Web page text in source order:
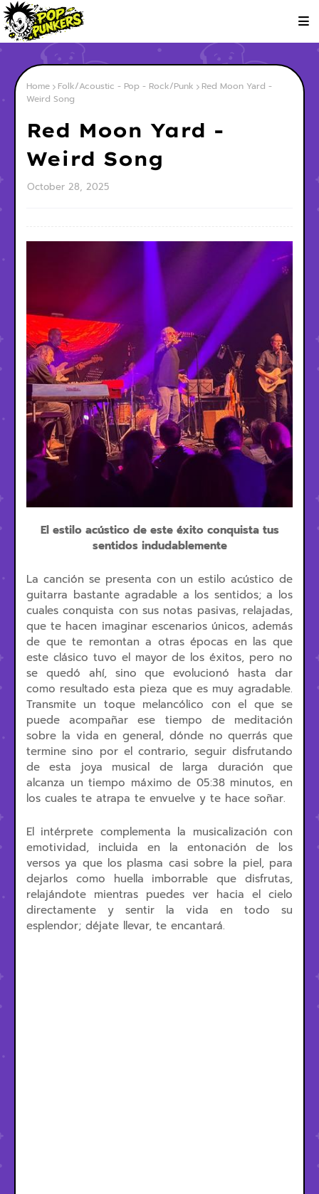
Home Folk/Acoustic - Pop - Rock/Punk
Red Moon Yard -
Weird Song
Red Moon Yard -
Weird Song
October 28, 2025
El estilo acústico de este éxito conquista tus
sentidos indudablemente
La canción se presenta con un estilo acústico de
guitarra bastante agradable a los sentidos; a los
cuales conquista con sus notas pasivas, relajadas,
que te hacen imaginar escenarios únicos, además
de que te remontan a otras épocas en las que
este clásico tuvo el mayor de los éxitos, pero no
se quedó ahí, sino que evolucionó hasta dar
como resultado esta pieza que es muy agradable.
Transmite un toque melancólico con el que se
puede acompañar ese tiempo de meditación
sobre la vida en general, dónde no querrás que
termine sino por el contrario, seguir disfrutando
de esta joya musical de larga duración que
alcanza un tiempo máximo de 05:38 minutos, en
los cuales te atrapa te envuelve y te hace soñar.
El intérprete complementa la musicalización con
emotividad, incluida en la entonación de los
versos ya que los plasma casi sobre la piel, para
dejarlos como huella imborrable que disfrutas,
relajándote mientras puedes ver hacia el cielo
directamente y sentir la vida en todo su
esplendor; déjate llevar, te encantará.